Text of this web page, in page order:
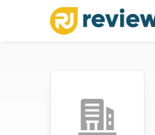
AVIS